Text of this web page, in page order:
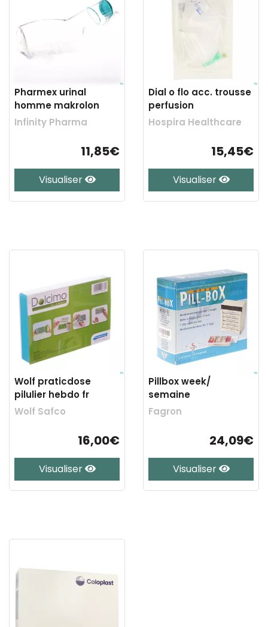
Pharmex urinal
homme makrolon
Infinity Pharma
11,85€
Visualiser
Dial o flo acc. trousse
perfusion
Hospira Healthcare
15,45€
Visualiser
Wolf praticdose
pilulier hebdo fr
Wolf Safco
16,00€
Visualiser
Pillbox week/
semaine
Fagron
24,09€
Visualiser